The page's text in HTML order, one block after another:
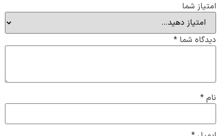
امتیاز شما
دیدگاه شما *
نام *